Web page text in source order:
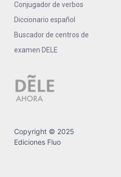
Conjugador de verbos
Diccionario español
Buscador de centros de
examen DELE
Copyright © 2025
Ediciones Fluo